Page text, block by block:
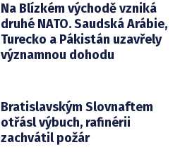
Na Blízkém východě vzniká
druhé NATO. Saudská Arábie,
Turecko a Pákistán uzavřely
významnou dohodu
Bratislavským Slovnaftem
otřásl výbuch, rafinérii
zachvátil požár